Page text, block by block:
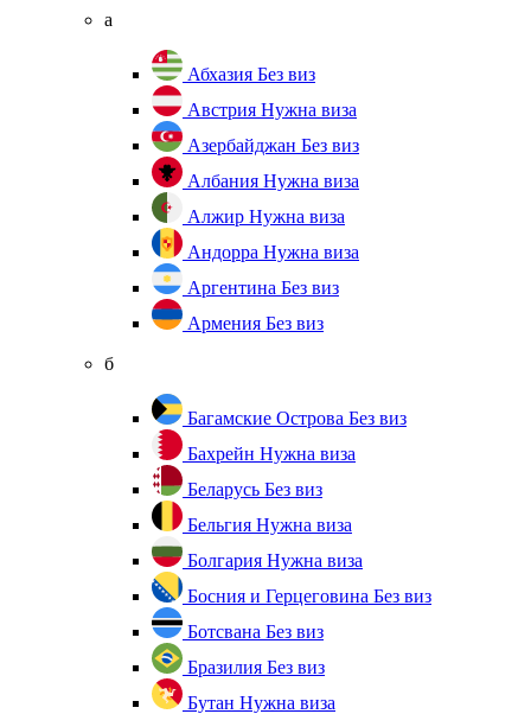
а
Абхазия Без виз
Австрия Нужна виза
Азербайджан Без виз
Албания Нужна виза
Алжир Нужна виза
Андорра Нужна виза
Аргентина Без виз
Армения Без виз
б
Багамские Острова Без виз
Бахрейн Нужна виза
Беларусь Без виз
Бельгия Нужна виза
Болгария Нужна виза
Босния и Герцеговина Без виз
Ботсвана Без виз
Бразилия Без виз
Бутан Нужна виза